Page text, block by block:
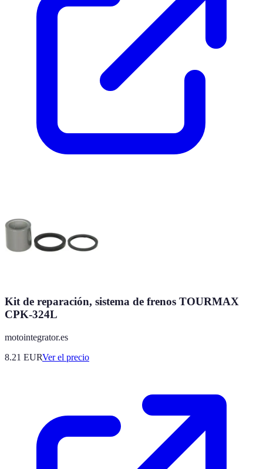
Kit de reparación, sistema de frenos TOURMAX
CPK-324L
motointegrator.es
8.21 EURVer el precio